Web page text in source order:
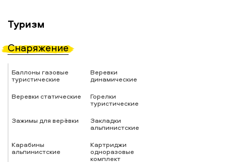
Туризм
Снаряжение
Баллоны газовые
туристические
Веревки
динамические
Веревки статические
Горелки
туристические
Зажимы для верёвки
Закладки
альпинистские
Карабины
альпинистские
Картриджи
одноразовые
комплект